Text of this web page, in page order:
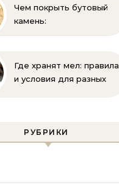
Чем покрыть бутовый
камень:
известняка
Где хранят мел: правила
и условия для разных
РУБРИКИ